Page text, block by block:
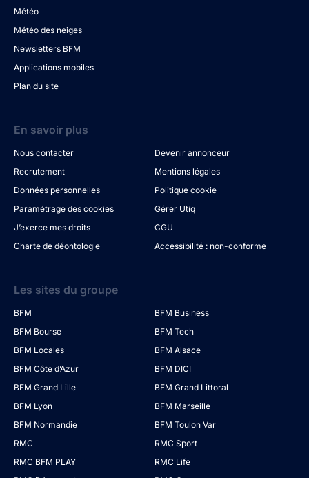
Météo
Météo des neiges
Newsletters BFM
Applications mobiles
Plan du site
En savoir plus
Nous contacter
Devenir annonceur
Recrutement
Mentions légales
Données personnelles
Politique cookie
Paramétrage des cookies
Gérer Utiq
J’exerce mes droits
CGU
Charte de déontologie
Accessibilité : non-conforme
Les sites du groupe
BFM
BFM Business
BFM Bourse
BFM Tech
BFM Locales
BFM Alsace
BFM Côte d’Azur
BFM DICI
BFM Grand Lille
BFM Grand Littoral
BFM Lyon
BFM Marseille
BFM Normandie
BFM Toulon Var
RMC
RMC Sport
RMC BFM PLAY
RMC Life